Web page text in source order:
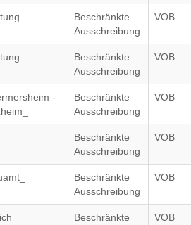
Beschränkte
Ausschreibung
VOB
Beschränkte
Ausschreibung
VOB
-
Beschränkte
Ausschreibung
VOB
Beschränkte
Ausschreibung
VOB
Beschränkte
Ausschreibung
VOB
Beschränkte
VOB